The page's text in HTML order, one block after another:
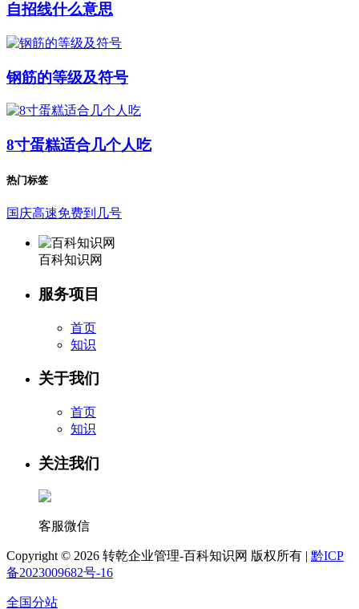
自招线什么意思
钢筋的等级及符号
8寸蛋糕适合几个人吃
热门标签
国庆高速免费到几号
百科知识网
服务项目
首页
知识
关于我们
首页
知识
关注我们
客服微信
Copyright © 2026 转乾企业管理-百科知识网 版权所有 | 黔ICP
备2023009682号-16
全国分站